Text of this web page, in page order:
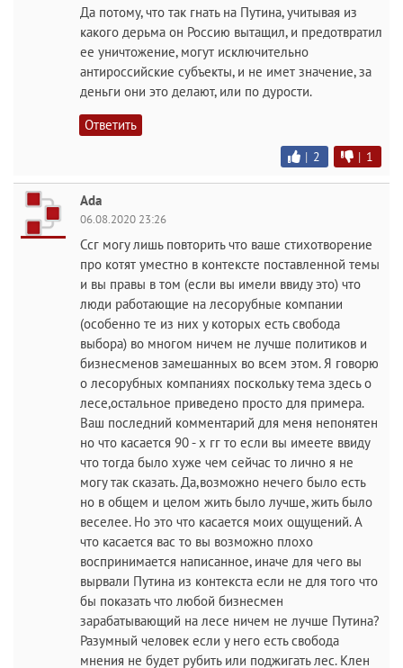
Да потому, что так гнать на Путина, учитывая из
какого дерьма он Россию вытащил, и предотвратил
ее уничтожение, могут исключительно
антироссийские субъекты, и не имет значение, за
деньги они это делают, или по дурости.
Ответить
| 2 | 1
Ada
06.08.2020 23:26
Ссг могу лишь повторить что ваше стихотворение
про котят уместно в контексте поставленной темы
и вы правы в том (если вы имели ввиду это) что
люди работающие на лесорубные компании
(особенно те из них у которых есть свобода
выбора) во многом ничем не лучше политиков и
бизнесменов замешанных во всем этом. Я говорю
о лесорубных компаниях поскольку тема здесь о
лесе,остальное приведено просто для примера.
Ваш последний комментарий для меня непонятен
но что касается 90 - х гг то если вы имеете ввиду
что тогда было хуже чем сейчас то лично я не
могу так сказать. Да,возможно нечего было есть
но в общем и целом жить было лучше, жить было
веселее. Но это что касается моих ощущений. А
что касается вас то вы возможно плохо
воспринимается написанное, иначе для чего вы
вырвали Путина из контекста если не для того что
бы показать что любой бизнесмен
зарабатывающий на лесе ничем не лучше Путина?
Разумный человек если у него есть свобода
мнения не будет рубить или поджигать лес. Клен